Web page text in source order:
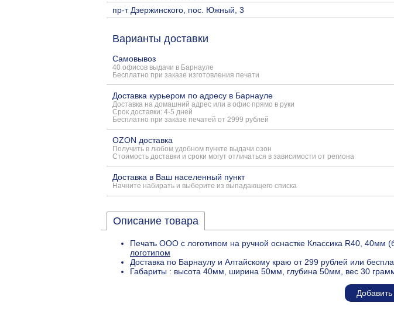
пр-т Дзержинского, пос. Южный, 3
Варианты доставки
Самовывоз
40 офисов выдачи в Барнауле
Бесплатно при заказе изготовления печати
Доставка курьером по адресу в Барнауле
Доставка на домашний адрес или в офис прямо в руки
Срок доставки: 4-5 дней
Бесплатно при заказе печатей от 2999 рублей
OZON доставка
Получить в любом удобном пункте выдачи озон
Стоимость доставки и сроки могут отличаться в зависимости от региона
Доставка в Ваш населенный пункт
Начните набирать и выберите из выпадающего списка
Описание товара
Печать ООО с логотипом на ручной оснастке Классика R40, 40мм
логотипом
Доставка по Барнаулу и Алтайскому краю от 299 рублей или
Габариты : высота 40мм, ширина 50мм, глубина 50мм, вес 30
Добавить